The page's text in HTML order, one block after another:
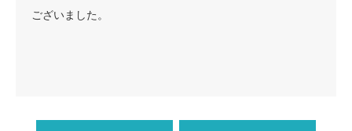
ございました。